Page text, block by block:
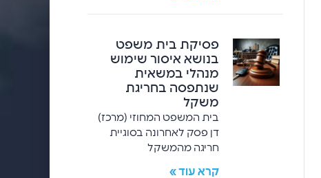
פסיקת בית משפט
בנושא איסור שימוש
מנהלי במשאית
שנתפסה בחריגת
משקל
בית המשפט המחוזי (מרכז)
דן פסק לאחרונה בסוגיית
חריגה מהמשקל
קרא עוד »